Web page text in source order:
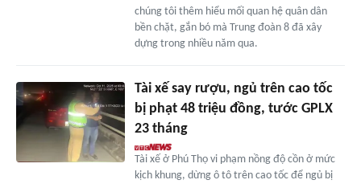
chúng tôi thêm hiểu mối quan hệ quân dân
bền chặt, gắn bó mà Trung đoàn 8 đã xây
dựng trong nhiều năm qua.
Tài xế say rượu, ngủ trên cao tốc
bị phạt 48 triệu đồng, tước GPLX
23 tháng
Tài xế ở Phú Thọ vi phạm nồng độ cồn ở mức
kịch khung, dừng ô tô trên cao tốc để ngủ bị